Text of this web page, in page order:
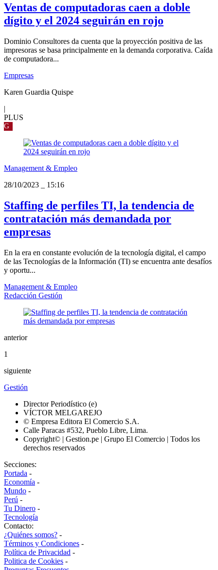
Ventas de computadoras caen a doble
dígito y el 2024 seguirán en rojo
Dominio Consultores da cuenta que la proyección positiva de las
impresoras se basa principalmente en la demanda corporativa. Caída
de computadora...
Empresas
Karen Guardia Quispe
|
PLUS
G
Management & Empleo
28/10/2023
15:16
Staffing de perfiles TI, la tendencia de
contratación más demandada por
empresas
En la era en constante evolución de la tecnología digital, el campo
de las Tecnologías de la Información (TI) se encuentra ante desafíos
y oportu...
Management & Empleo
Redacción Gestión
anterior
1
siguiente
Gestión
Director Periodístico (e)
VÍCTOR MELGAREJO
© Empresa Editora El Comercio S.A.
Calle Paracas #532, Pueblo Libre, Lima.
Copyright© | Gestion.pe | Grupo El Comercio | Todos los
derechos reservados
Secciones:
Portada -
Economía -
Mundo -
Perú -
Tu Dinero -
Tecnología
Contacto:
¿Quiénes somos? -
Términos y Condiciones -
Política de Privacidad -
Politica de Cookies -